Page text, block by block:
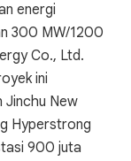
energi
300 MW/1200
Co., Ltd.
ini
Jinchu New
Hyperstrong
900 juta